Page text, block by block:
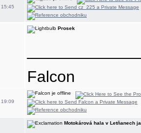
15:45
Prosek
Falcon
19:09
Motokárová hala v Letňanech